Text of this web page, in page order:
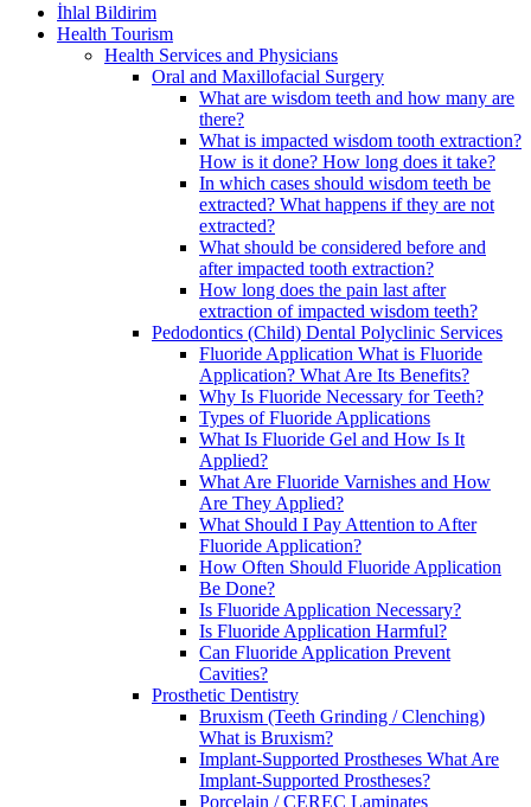
İhlal Bildirim
Health Tourism
Health Services and Physicians
Oral and Maxillofacial Surgery
What are wisdom teeth and how many are
there?
What is impacted wisdom tooth extraction?
How is it done? How long does it take?
In which cases should wisdom teeth be
extracted? What happens if they are not
extracted?
What should be considered before and
after impacted tooth extraction?
How long does the pain last after
extraction of impacted wisdom teeth?
Pedodontics (Child) Dental Polyclinic Services
Fluoride Application What is Fluoride
Application? What Are Its Benefits?
Why Is Fluoride Necessary for Teeth?
Types of Fluoride Applications
What Is Fluoride Gel and How Is It
Applied?
What Are Fluoride Varnishes and How
Are They Applied?
What Should I Pay Attention to After
Fluoride Application?
How Often Should Fluoride Application
Be Done?
Is Fluoride Application Necessary?
Is Fluoride Application Harmful?
Can Fluoride Application Prevent
Cavities?
Prosthetic Dentistry
Bruxism (Teeth Grinding / Clenching)
What is Bruxism?
Implant-Supported Prostheses What Are
Implant-Supported Prostheses?
Porcelain / CEREC Laminates